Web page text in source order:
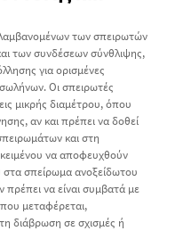
των σπειρωτών
των συνδέσεων σύνθλιψης,
για ορισμένες
Οι σπειρωτές
μικρής διαμέτρου, όπου
αν και πρέπει να δοθεί
και στη
να αποφευχθούν
στα σπείρωμα ανοξείδωτου
να είναι συμβατά με
μεταφέρεται,
διάβρωση σε σχισμές ή